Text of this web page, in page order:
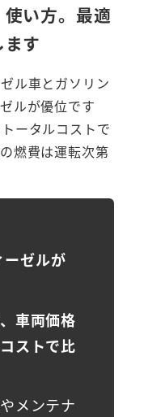
い方。最適
す
ル車とガソリン
ルが優位です
ータルコストで
燃費は運転次第
ゼルが
車両価格
ストで比
メンテナ